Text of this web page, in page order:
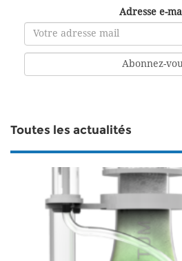
Adresse e-
Toutes les actualités